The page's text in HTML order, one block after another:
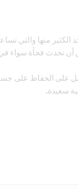
الكثير منها والتي
أن تحدث فجأة سواء
على الحفاظ على
سعيدة.